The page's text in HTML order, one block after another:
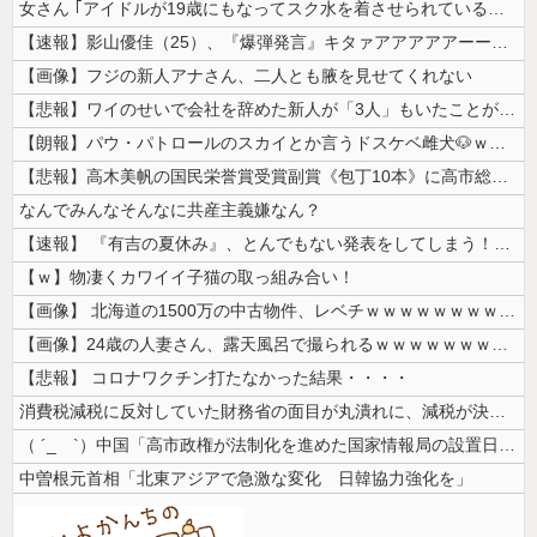
女さん ｢アイドルが19歳にもなってスク水を着させられている！｣⇒結果...
【速報】影山優佳（25）、『爆弾発言』キタァアアアアアーーーーー！！
【画像】フジの新人アナさん、二人とも腋を見せてくれない
【悲報】ワイのせいで会社を辞めた新人が「3人」もいたことが発覚ｗｗｗｗ...
【朗報】パウ・パトロールのスカイとか言うドスケベ雌犬🐶ｗｗｗｗｗｗｗ...
【悲報】高木美帆の国民栄誉賞受賞副賞《包丁10本》に高市総理の名前も刻...
なんでみんなそんなに共産主義嫌なん？
【速報】 『有吉の夏休み』、とんでもない発表をしてしまう！！！！！
【ｗ】物凄くカワイイ子猫の取っ組み合い！
【画像】 北海道の1500万の中古物件、レベチｗｗｗｗｗｗｗｗｗｗｗｗ...
【画像】24歳の人妻さん、露天風呂で撮られるｗｗｗｗｗｗｗｗｗｗｗｗ...
【悲報】 コロナワクチン打たなかった結果・・・・
消費税減税に反対していた財務省の面目が丸潰れに、減税が決まった途端に市...
（ ´_ゝ`）中国「高市政権が法制化を進めた国家情報局の設置日が7月3...
中曽根元首相「北東アジアで急激な変化 日韓協力強化を」